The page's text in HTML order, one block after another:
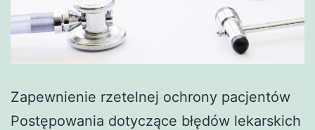
Zapewnienie rzetelnej ochrony pacjentów
Postępowania dotyczące błędów lekarskich